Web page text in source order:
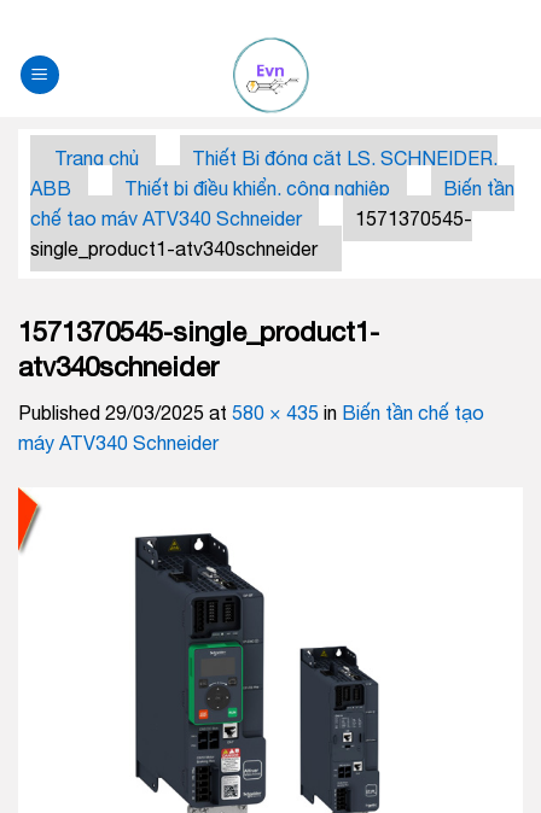
Trang chủ
Thiết Bị đóng căt LS, SCHNEIDER,
ABB
Thiết bị điều khiển, công nghiệp
Biến tần
chế tạo máy ATV340 Schneider
1571370545-
single_product1-atv340schneider
1571370545-single_product1-
atv340schneider
Published 29/03/2025 at 580 × 435 in Biến tần chế tạo
máy ATV340 Schneider